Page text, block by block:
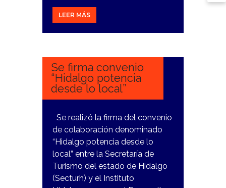
LEER MÁS
27
Se firma convenio
“Hidalgo potencia
desde lo local”
Se realizó la firma del convenio
de colaboración denominado
“Hidalgo potencia desde lo
local” entre la Secretaría de
Turismo del estado de Hidalgo
(Secturh) y el Instituto